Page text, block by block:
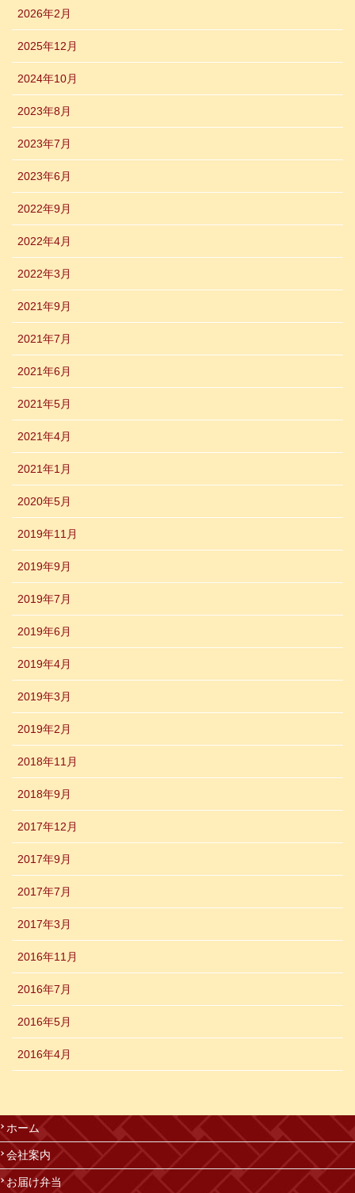
2026年2月
2025年12月
2024年10月
2023年8月
2023年7月
2023年6月
2022年9月
2022年4月
2022年3月
2021年9月
2021年7月
2021年6月
2021年5月
2021年4月
2021年1月
2020年5月
2019年11月
2019年9月
2019年7月
2019年6月
2019年4月
2019年3月
2019年2月
2018年11月
2018年9月
2017年12月
2017年9月
2017年7月
2017年3月
2016年11月
2016年7月
2016年5月
2016年4月
ホーム
会社案内
お届け弁当